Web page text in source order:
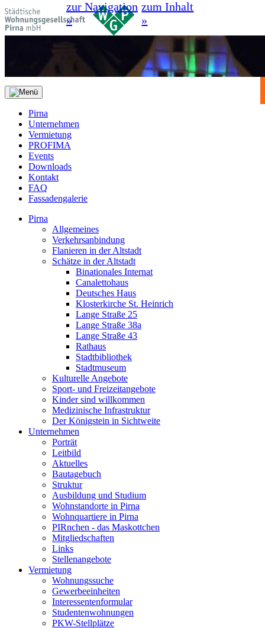
zur Navigation
»
zum Inhalt
»
Pirna
Unternehmen
Vermietung
PROFIMA
Events
Downloads
Kontakt
FAQ
Fassadengalerie
Pirna
Allgemeines
Verkehrsanbindung
Flanieren in der Altstadt
Schätze in der Altstadt
Binationales Internat
Canalettohaus
Deutsches Haus
Klosterkirche St. Heinrich
Lange Straße 25
Lange Straße 38a
Lange Straße 43
Rathaus
Stadtbibliothek
Stadtmuseum
Kulturelle Angebote
Sport- und Freizeitangebote
Kinder sind willkommen
Medizinische Infrastruktur
Der Königstein in Sichtweite
Unternehmen
Porträt
Leitbild
Aktuelles
Bautagebuch
Struktur
Ausbildung und Studium
Wohnstandorte in Pirna
Wohnquartiere in Pirna
PIRnchen - das Maskottchen
Mitgliedschaften
Links
Stellenangebote
Vermietung
Wohnungssuche
Gewerbeeinheiten
Interessentenformular
Studentenwohnungen
PKW-Stellplätze